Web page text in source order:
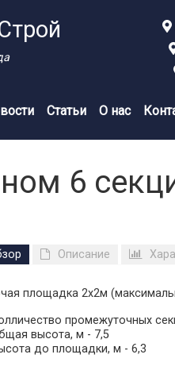
Статьи О нас
6
Описание
площадка 2х2м
промежуточных
высота, м - 7,5
до площадки, м - 6,3